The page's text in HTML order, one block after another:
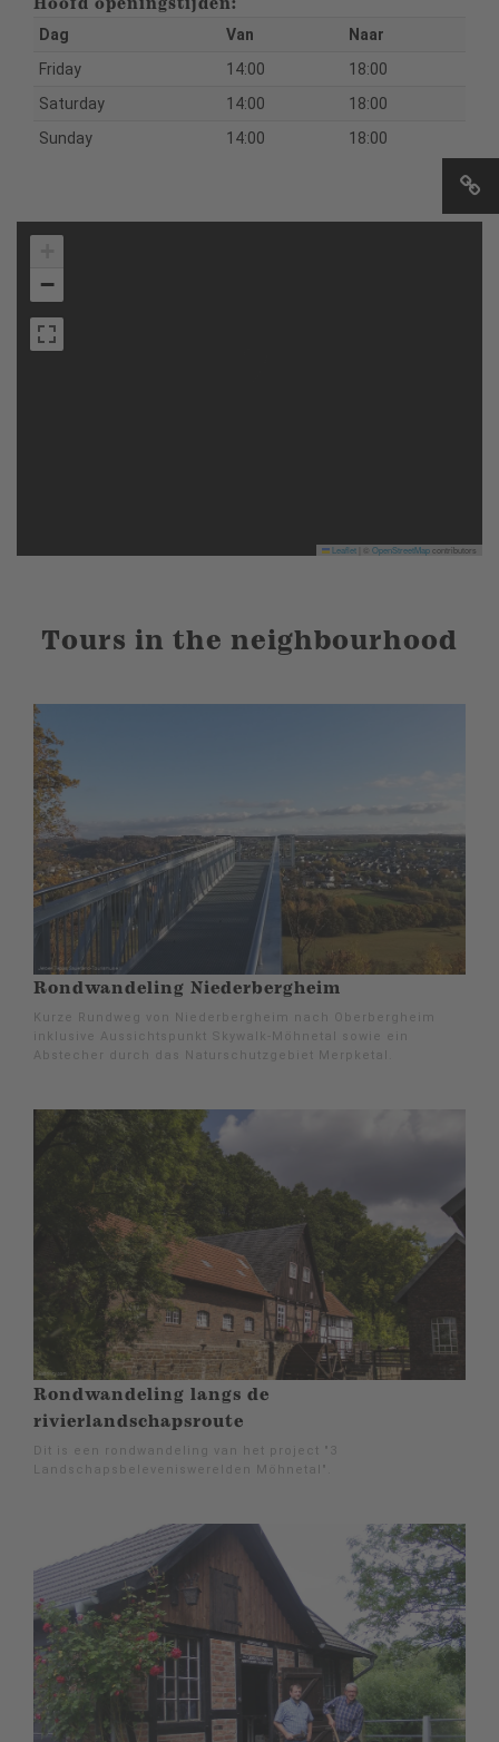
Dag Van
Naar
Friday
14:00
18:00
Saturday
14:00
18:00
Sunday
14:00 18:00
−
Leaflet OpenStreetMapcontributors
Tours in the neighbourhood
Rondwandeling Niederbergheim
Kurze Rundweg von Niederbergheim nach Oberbergheim
inklusive Aussichtspunkt Skywalk-Möhnetal sowie ein
Abstecher durch das Naturschutzgebiet Merpketal.
Rondwandeling langs de
rivierlandschapsroute
Dit is een rondwandeling van het project "3
Landschapsbeleveniswerelden Möhnetal".